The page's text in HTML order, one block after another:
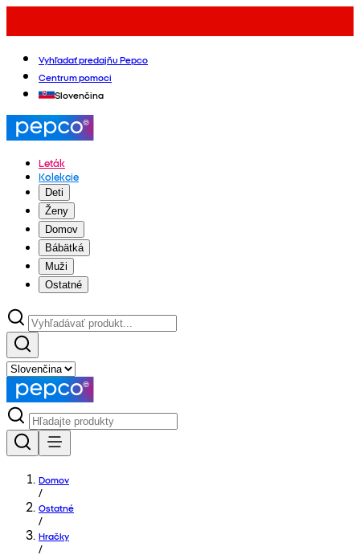
Vyhľadať predajňu Pepco
Centrum pomoci
Slovenčina
Leták
Kolekcie
Deti
Ženy
Domov
Bábätká
Muži
Ostatné
Domov
/
Ostatné
/
Hračky
/